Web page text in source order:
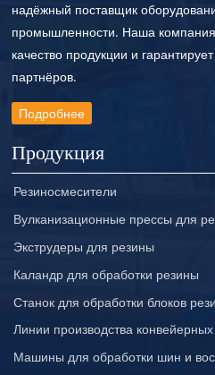
надёжный поставщик
промышленности. Наша компания
качество продукции и
партнёров.
Подробнее
Продукция
Резиносмесители
Вулканизационные прессы для
Экструдеры для резины
Каландр для обработки резины
Станок для обработки блоков
Линии производства
Машины для обработки шин и